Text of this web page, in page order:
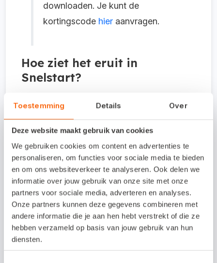
Toestemming Details Over
Deze website maakt gebruik van cookies
We gebruiken cookies om content en advertenties te
personaliseren, om functies voor sociale media te bieden
en om ons websiteverkeer te analyseren. Ook delen we
informatie over jouw gebruik van onze site met onze
partners voor sociale media, adverteren en analyses.
Onze partners kunnen deze gegevens combineren met
andere informatie die je aan hen hebt verstrekt of die ze
hebben verzameld op basis van jouw gebruik van hun
diensten.
downloaden. Je kunt de
kortingscode hier aanvragen.
Hoe ziet het eruit in
Snelstart?
Vanuit het pakket Accountant kun je naar
‘Mijn Snelstart’ gaan en daar zie je de tegel
met Flow en de knop ‘administratie
overzicht’. De gratis meekijkfunctie is alleen
beschikbaar in het pakket Accountant. Je
hebt de Flow app zelf dus niet nodig om
mee te kijken met je klanten. Op het
kennisplein vind je eenuitgebreid artikel
over de werking van Snelstart Flow